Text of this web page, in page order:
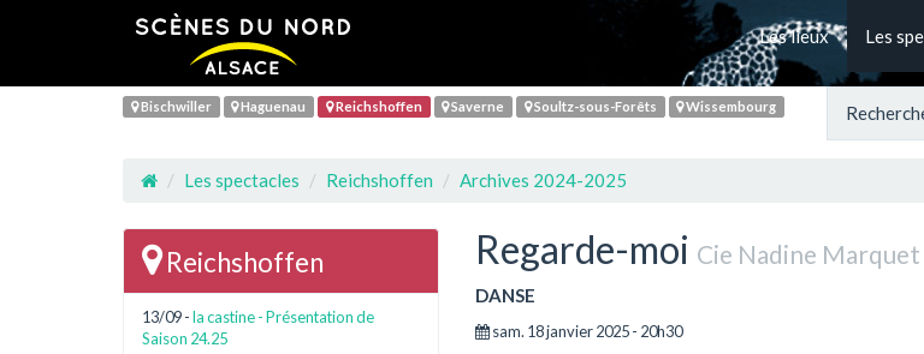
Les lieux Les
Bischwiller Haguenau Reichshoffen Saverne Soultz-sous-Forêts Wissembourg
Les spectacles Reichshoffen Archives 2024-2025
Regarde-moi Cie Nadine Marquet
DANSE
sam. 18 janvier 2025 - 20h30
Reichshoffen
13/09 -la castine - Présentation de
Saison 24.25